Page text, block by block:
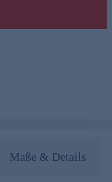
Maße & Details